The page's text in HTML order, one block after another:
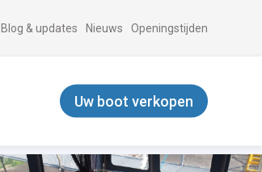
Blog & updates Nieuws Openingstijden
Uw boot verkopen